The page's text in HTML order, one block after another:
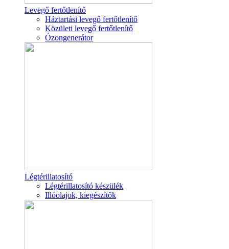
Levegő fertőtlenítő
Háztartási levegő fertőtlenítő
Közületi levegő fertőtlenítő
Ózongenerátor
Légtérillatosító
Légtérillatosító készülék
Illóolajok, kiegészítők